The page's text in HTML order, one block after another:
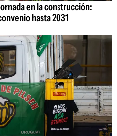
en la construcción:
hasta 2031